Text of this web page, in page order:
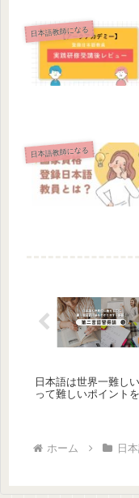
日本語教師になる
日本語教師になる
日本語は世界一難し
って難しいポイント
ホーム 日